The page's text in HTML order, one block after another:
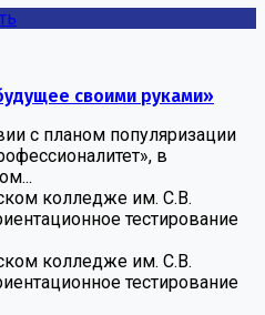
своими руками»
с планом популяризации
в
колледже им. С.В.
тестирование
колледже им. С.В.
тестирование